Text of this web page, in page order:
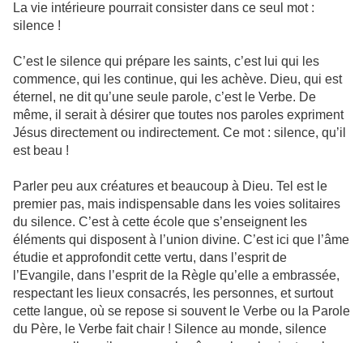
La vie intérieure pourrait consister dans ce seul mot :
silence !
C’est le silence qui prépare les saints, c’est lui qui les
commence, qui les continue, qui les achève. Dieu, qui est
éternel, ne dit qu’une seule parole, c’est le Verbe. De
même, il serait à désirer que toutes nos paroles expriment
Jésus directement ou indirectement. Ce mot : silence, qu’il
est beau !
Parler peu aux créatures et beaucoup à Dieu. Tel est le
premier pas, mais indispensable dans les voies solitaires
du silence. C’est à cette école que s’enseignent les
éléments qui disposent à l’union divine. C’est ici que l’âme
étudie et approfondit cette vertu, dans l’esprit de
l’Evangile, dans l’esprit de la Règle qu’elle a embrassée,
respectant les lieux consacrés, les personnes, et surtout
cette langue, où se repose si souvent le Verbe ou la Parole
du Père, le Verbe fait chair ! Silence au monde, silence